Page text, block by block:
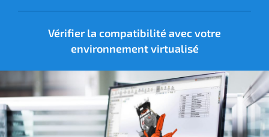
Vérifier la compatibilité avec votre
environnement virtualisé